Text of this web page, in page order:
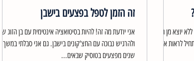
ללא יוצא מן הכלל
לראות את
זה הזמן לטפל בפצעים בישבן
אני יודעת מה זה! להיות בסיטואציה אינטימית עם בן הזוג שלך
ולהרגיש נבוכה עם החצ'קונים בישבן. גם אני סבלתי במשך
שנים מפצעים בטוסיק שבאים...